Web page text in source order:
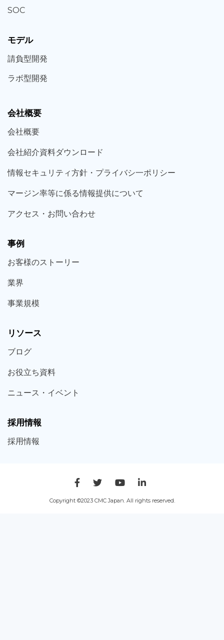
SOC
モデル
請負型開発
ラボ型開発
会社概要
会社概要
会社紹介資料ダウンロード
情報セキュリティ方針・プライバシ一ポリシー
マージン率等に係る情報提供について
アクセス・お問い合わせ
事例
お客様のストーリー
業界
事業規模
リソース
ブログ
お役立ち資料
ニュース・ イベント
採用情報
採用情報
Copyright ©2023 CMC Japan. All rights reserved.